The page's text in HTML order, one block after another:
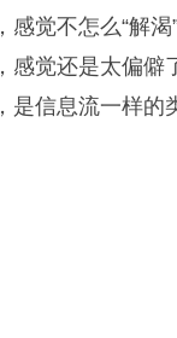
觉不怎么“解渴
感觉还是太偏僻
是信息流一样的